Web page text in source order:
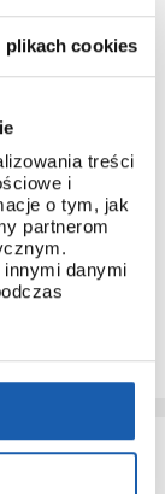
plikach cookies
treści
i
o tym, jak
partnerom
danymi
o kolejne 3 lata
jeśli
dni od daty
marki G-